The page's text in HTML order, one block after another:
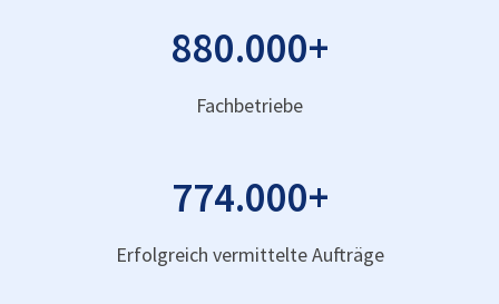
880.000+
Fachbetriebe
774.000+
Erfolgreich vermittelte Aufträge